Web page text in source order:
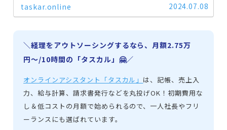
taskar.online 2024.07.08
＼経理をアウトソーシングするなら、月額2.75万
円〜/10時間の「タスカル」🤗／
オンラインアシスタント「タスカル」 は、記帳、売上入
力、給与計算、請求書発行などを丸投げOK！初期費用な
し＆低コストの月額で始められるので、一人社長やフリ
ーランスにも選ばれています。